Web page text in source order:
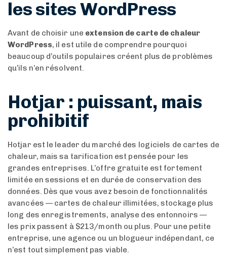
les sites WordPress
Avant de choisir une extension de carte de chaleur
WordPress, il est utile de comprendre pourquoi
beaucoup d’outils populaires créent plus de problèmes
qu’ils n’en résolvent.
Hotjar : puissant, mais
prohibitif
Hotjar est le leader du marché des logiciels de cartes de
chaleur, mais sa tarification est pensée pour les
grandes entreprises. L’offre gratuite est fortement
limitée en sessions et en durée de conservation des
données. Dès que vous avez besoin de fonctionnalités
avancées — cartes de chaleur illimitées, stockage plus
long des enregistrements, analyse des entonnoirs —
les prix passent à $213/month ou plus. Pour une petite
entreprise, une agence ou un blogueur indépendant, ce
n’est tout simplement pas viable.